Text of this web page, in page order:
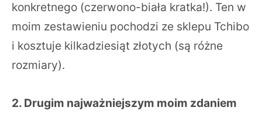
konkretnego (czerwono-biała kratka!). Ten w
moim zestawieniu pochodzi ze sklepu Tchibo
i kosztuje kilkadziesiąt złotych (są różne
rozmiary).
2. Drugim najważniejszym moim zdaniem